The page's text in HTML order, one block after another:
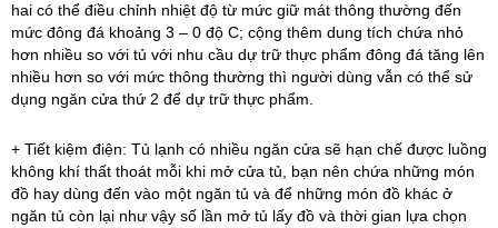
hai có thể điều chỉnh nhiệt độ từ mức giữ mát thông thường đến
mức đông đá khoảng 3 – 0 độ C; cộng thêm dung tích chứa nhỏ
hơn nhiều so với tủ với nhu cầu dự trữ thực phẩm đông đá tăng lên
nhiều hơn so với mức thông thường thì người dùng vẫn có thể sử
dụng ngăn cửa thứ 2 để dự trữ thực phẩm.
+ Tiết kiệm điện: Tủ lạnh có nhiều ngăn cửa sẽ hạn chế được luồng
không khí thất thoát mỗi khi mở cửa tủ, bạn nên chứa những món
đồ hay dùng đến vào một ngăn tủ và để những món đồ khác ở
ngăn tủ còn lại như vậy số lần mở tủ lấy đồ và thời gian lựa chọn